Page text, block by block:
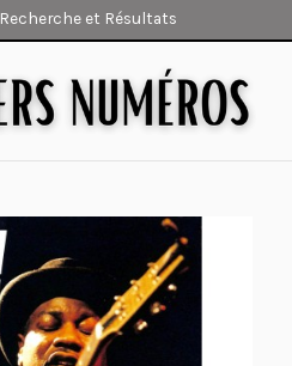
Recherche et Résultats